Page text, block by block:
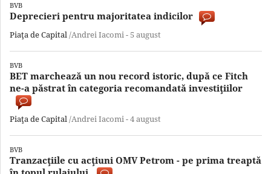
BVB
Deprecieri pentru majoritatea indicilor
Piaţa de Capital/Andrei Iacomi - 5 august
BVB
BET marchează un nou record istoric, după ce Fitch
ne-a păstrat în categoria recomandată investiţiilor
Piaţa de Capital/Andrei Iacomi -4 august
BVB
Tranzacţiile cu acţiuni OMV Petrom - pe prima treaptă